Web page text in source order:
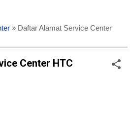
» Daftar Alamat Service Center
Center HTC